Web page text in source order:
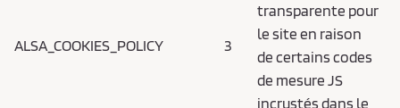
ALSA_COOKIES_POLICY 3
transparente pour
le site en raison
de certains codes
de mesure JS
incrustés dans le